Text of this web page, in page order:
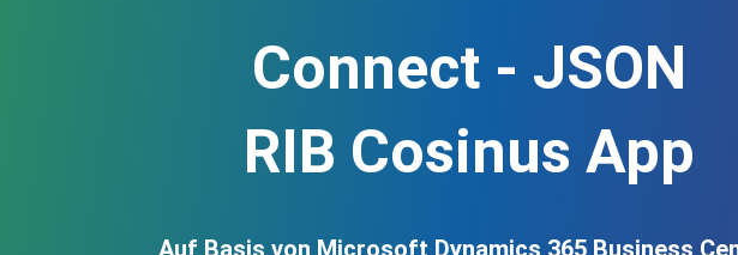
Connect - JSON
RIB Cosinus App
Auf Basis von Microsoft Dynamics 365 Business